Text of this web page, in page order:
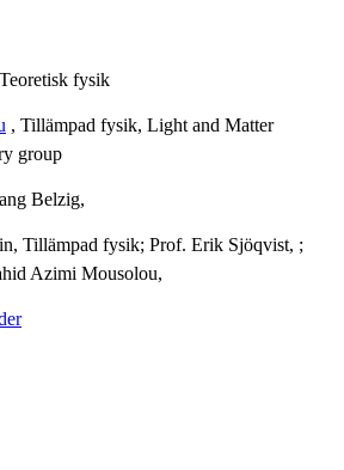
fysik
, Tillämpad fysik, Light and Matter
group
Belzig,
Tillämpad fysik; Prof. Erik Sjöqvist, ;
Azimi Mousolou,